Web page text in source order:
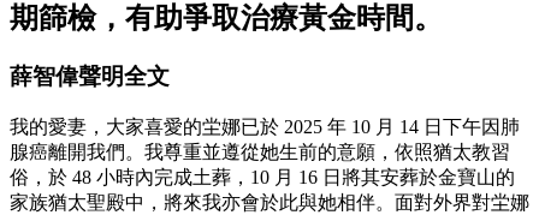
期篩檢，有助爭取治療黃金時間。
薛智偉聲明全文
我的愛妻，⼤家喜愛的坣娜已於 2025 年 10 ⽉ 14 ⽇下午因肺
腺癌離開我們。我尊重並遵從她⽣前的意願，依照猶太教習
俗，於 48 ⼩時內完成⼟葬，10 ⽉ 16 ⽇將其安葬於⾦寶⼭的
家族猶太聖殿中，將來我亦會於此與她相伴。⾯對外界對坣娜